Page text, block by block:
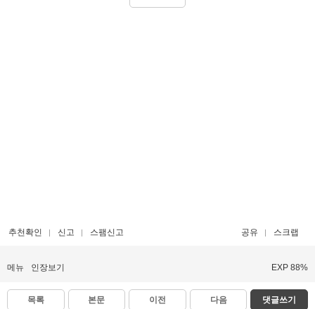
추천확인 신고 스팸신고 공유 스크랩
메뉴 인장보기 EXP 88%
목록 본문 이전 다음 댓글쓰기